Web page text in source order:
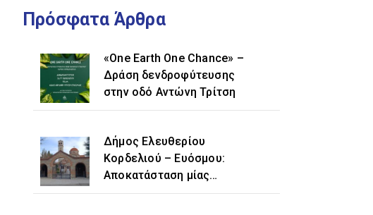
Πρόσφατα Άρθρα
«One Earth One Chance» –
Δράση δενδροφύτευσης
στην οδό Αντώνη Τρίτση
Δήμος Ελευθερίου
Κορδελιού – Ευόσμου:
Αποκατάσταση μίας
ιστορικής αδικίας η